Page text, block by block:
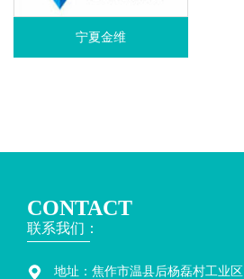
宁夏金维
CONTACT
联系我们：
地址：焦作市温县后杨磊村工业区